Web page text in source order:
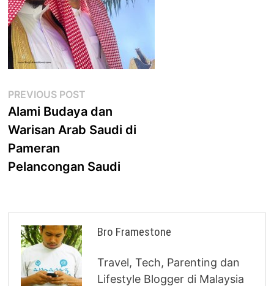
Post
navigation
PREVIOUS POST
post:
Alami Budaya dan
Warisan Arab Saudi di
Pameran
Pelancongan Saudi
Bro Framestone
Travel, Tech, Parenting dan
Lifestyle Blogger di Malaysia